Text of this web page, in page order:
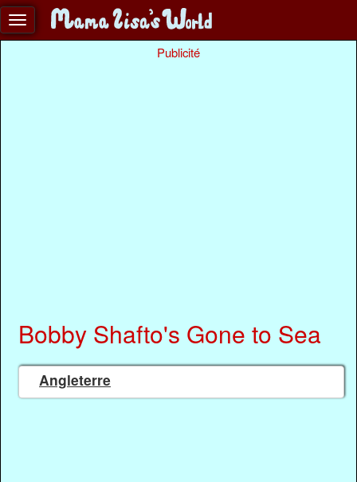
Publicité
Bobby Shafto's Gone to Sea
Angleterre